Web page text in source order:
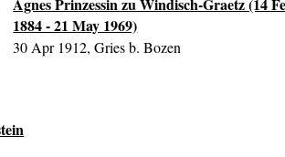
Agnes Prinzessin zu Windisch-Graetz (14
1884 - 21 May 1969)
30 Apr 1912, Gries b. Bozen